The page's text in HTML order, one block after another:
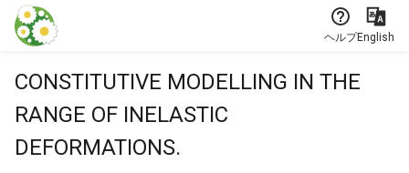
本文に飛ぶ
ヘルプEnglish
CONSTITUTIVE MODELLING IN THE
RANGE OF INELASTIC
DEFORMATIONS.